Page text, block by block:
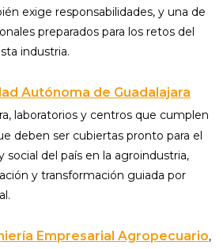
exige responsabilidades, y una de
preparados para los retos del
industria.
Autónoma de Guadalajara
laboratorios y centros que cumplen
deben ser cubiertas pronto para el
social del país en la agroindustria,
y transformación guiada por
Empresarial Agropecuario,